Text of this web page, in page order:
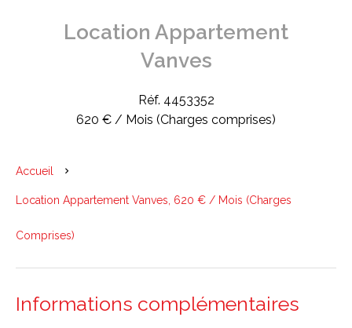
Location Appartement
Vanves
Réf. 4453352
620 € / Mois (Charges comprises)
Accueil
Location Appartement Vanves, 620 € / Mois (Charges
Comprises)
Informations complémentaires